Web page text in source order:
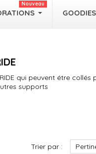
Nouveau
GOODIES
qui peuvent étre collés
supports
Trier par :